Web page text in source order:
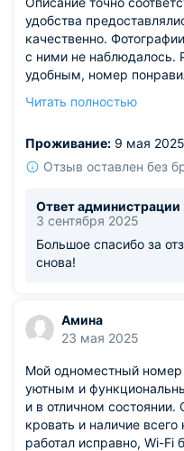
удобства
качественно.
с ними не наблюдалось.
удобным, номер
гордимся
внимание.
Читать полностью
Проживание: 9 мая
Отзыв оставлен без
Ответ администрации
3 сентября 2025
Большое спасибо за
снова!
Амина
23 мая 2025
Мой одноместный
уютным и
и в отличном
кровать и наличие
работал исправно, Wi-